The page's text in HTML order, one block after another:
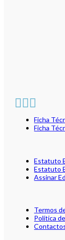
Ficha
Ficha
Estatuto
Estatuto
Assinar
Termos
Política